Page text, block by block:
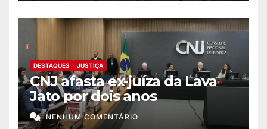
DESTAQUES JUSTIÇA
CNJ afasta ex-juíza da Lava
Jato por dois anos
NENHUM COMENTÁRIO